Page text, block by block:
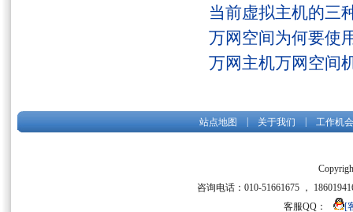
当前虚拟主机的三
万网空间为何要使
万网主机万网空间
站点地图 关于我们 工作机会
咨询电话：010-51661675 ，
客服QQ：
[